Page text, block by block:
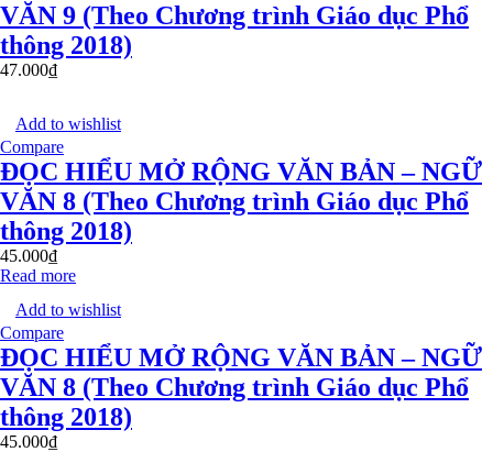
VĂN 9 (Theo Chương trình Giáo dục Phổ
thông 2018)
47.000₫
Add to wishlist
Compare
ĐỌC HIỂU MỞ RỘNG VĂN BẢN – NGỮ
VĂN 8 (Theo Chương trình Giáo dục Phổ
thông 2018)
45.000₫
Read more
Add to wishlist
Compare
ĐỌC HIỂU MỞ RỘNG VĂN BẢN – NGỮ
VĂN 8 (Theo Chương trình Giáo dục Phổ
thông 2018)
45.000₫